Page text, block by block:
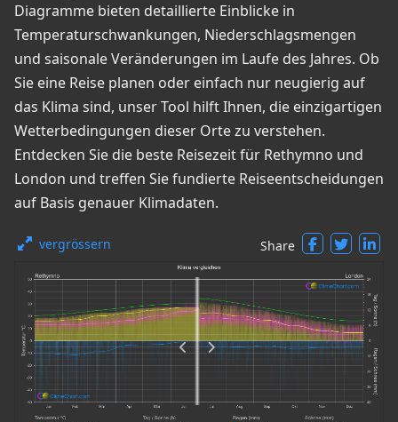
Diagramme bieten detaillierte Einblicke in
Temperaturschwankungen, Niederschlagsmengen
und saisonale Veränderungen im Laufe des Jahres. Ob
Sie eine Reise planen oder einfach nur neugierig auf
das Klima sind, unser Tool hilft Ihnen, die einzigartigen
Wetterbedingungen dieser Orte zu verstehen.
Entdecken Sie die beste Reisezeit für Rethymno und
London und treffen Sie fundierte Reiseentscheidungen
auf Basis genauer Klimadaten.
vergrössern Share